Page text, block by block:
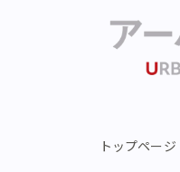
トップページ